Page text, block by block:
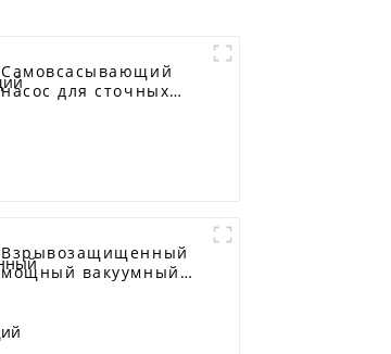
Самовсасывающий
насос для сточных
Взрывозащищенный
мощный вакуумный